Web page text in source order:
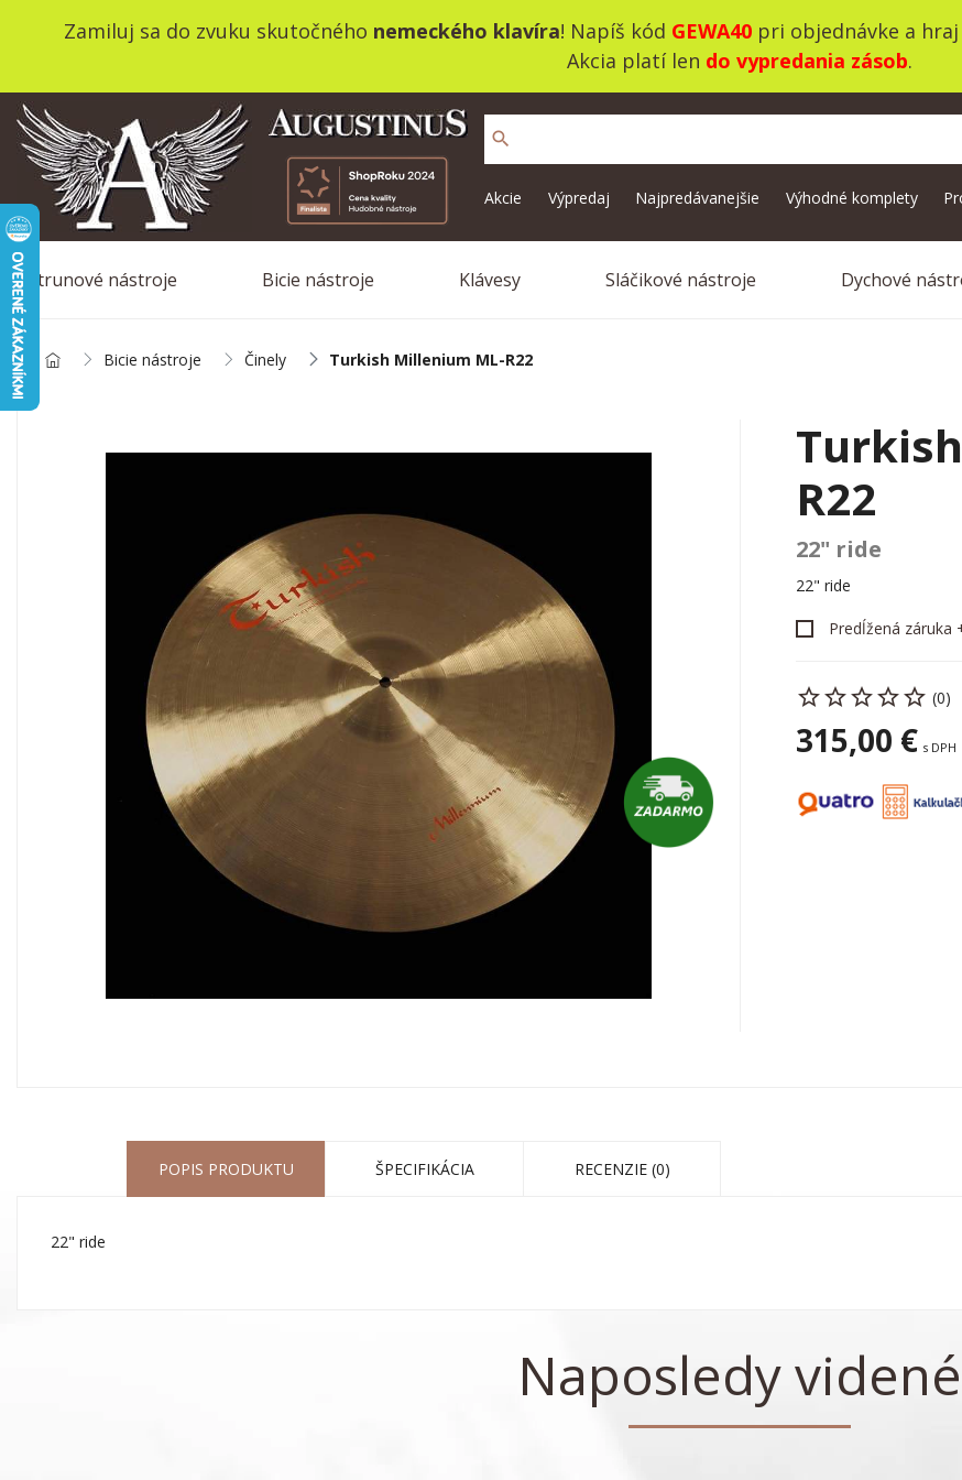
Zamiluj sa do zvuku skutočného nemeckého klavíra! Napíš kód GEWA40pri objednávke a hraj
Akcia platí len do vypredania zásob.
search
Akcie Výpredaj Najpredávanejšie Výhodné komplety
Strunové nástroje Bicie nástroje Klávesy Sláčikové nástroje Dychové
Bicie nástroje Činely Turkish Millenium ML-R22
R22
22" ride
22" ride
Predĺžená záruka
(0)
315,00 € s DPH
POPIS PRODUKTU ŠPECIFIKÁCIA RECENZIE (0)
22" ride
Naposledy videné